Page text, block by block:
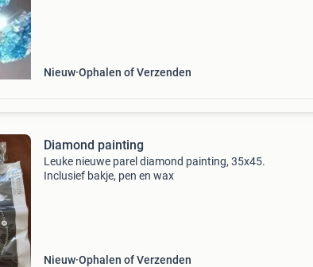
Nieuw Ophalen of Verzenden
Diamond painting
Leuke nieuwe parel diamond painting, 35x45.
Inclusief bakje, pen en wax
Nieuw Ophalen of Verzenden